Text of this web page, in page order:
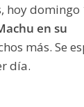
hoy domingo
en su
más. Se
día.